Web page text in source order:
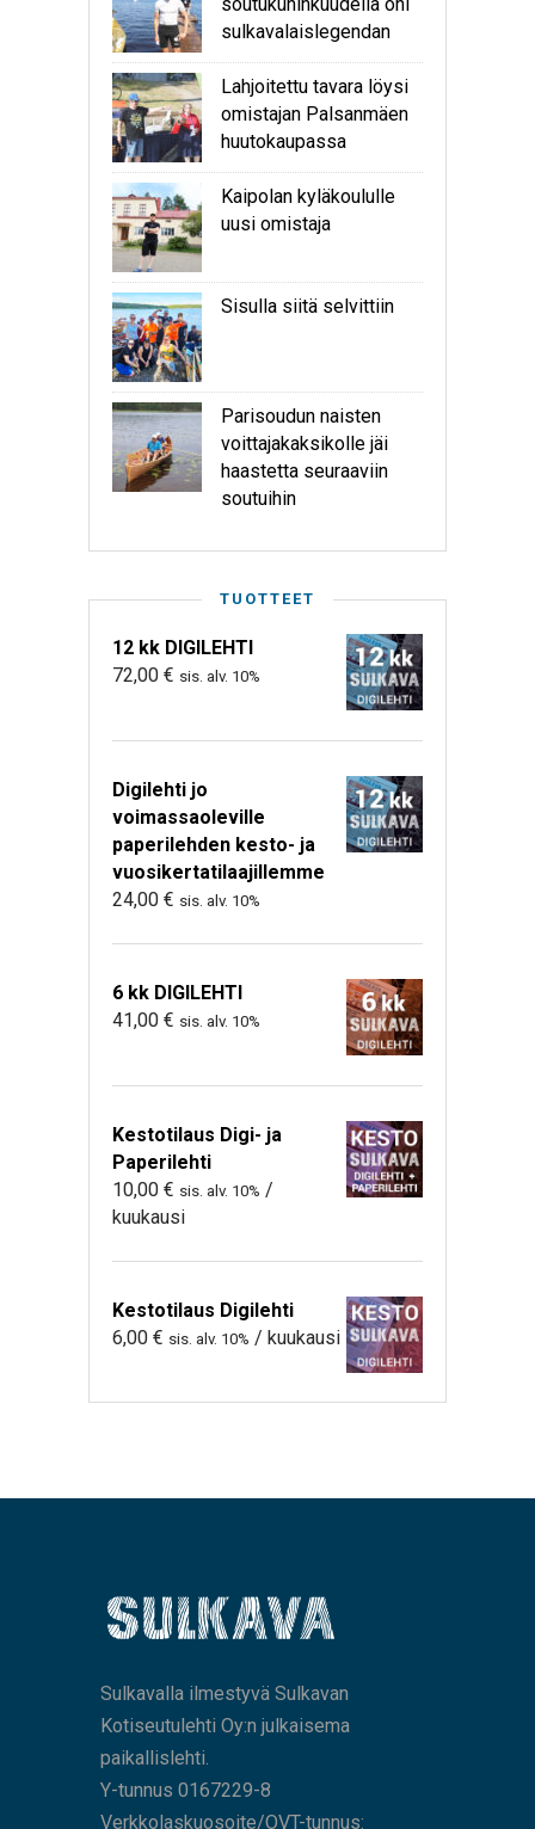
soutukuninkuudella ohi
sulkavalaislegendan
Lahjoitettu tavara löysi
omistajan Palsanmäen
huutokaupassa
Kaipolan kyläkoululle
uusi omistaja
Sisulla siitä selvittiin
Parisoudun naisten
voittajakaksikolle jäi
haastetta seuraaviin
soutuihin
TUOTTEET
12 kk DIGILEHTI
72,00 € sis. alv. 10%
Digilehti jo
voimassaoleville
paperilehden kesto- ja
vuosikertatilaajillemme
24,00 € sis. alv. 10%
6 kk DIGILEHTI
41,00 € sis. alv. 10%
Kestotilaus Digi- ja
Paperilehti
10,00 € sis. alv. 10% /
kuukausi
Kestotilaus Digilehti
6,00 € sis. alv. 10% / kuukausi
Sulkavalla ilmestyvä Sulkavan
Kotiseutulehti Oy:n julkaisema
paikallislehti.
Y-tunnus 0167229-8
Verkkolaskuosoite/OVT-tunnus: